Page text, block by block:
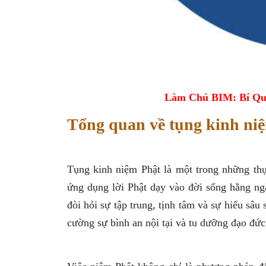
Làm Chủ BIM: Bí
Tổng quan về tụng kinh
Tụng kinh niệm Phật là một trong những
ứng dụng lời Phật dạy vào đời sống hằng
đòi hỏi sự tập trung, tịnh tâm và sự hiểu
cường sự bình an nội tại và tu dưỡng đạo